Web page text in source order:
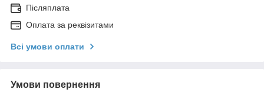
Післяплата
Оплата за реквізитами
Всі умови оплати
Умови повернення